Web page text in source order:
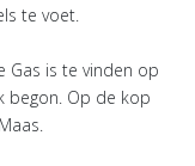
te voet.
Gas is te vinden op
begon. Op de kop